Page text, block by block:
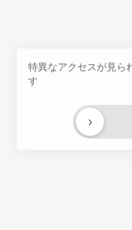
特異なアクセスが見ら
す
›